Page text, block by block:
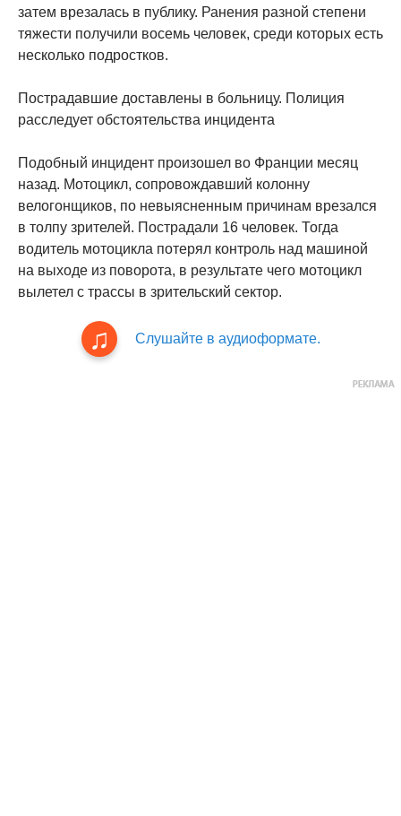
затем врезалась в публику. Ранения разной степени
тяжести получили восемь человек, среди которых есть
несколько подростков.
Пострадавшие доставлены в больницу. Полиция
расследует обстоятельства инцидента
Подобный инцидент произошел во Франции месяц
назад. Мотоцикл, сопровождавший колонну
велогонщиков, по невыясненным причинам врезался
в толпу зрителей. Пострадали 16 человек. Тогда
водитель мотоцикла потерял контроль над машиной
на выходе из поворота, в результате чего мотоцикл
вылетел с трассы в зрительский сектор.
Слушайте в аудиоформате.